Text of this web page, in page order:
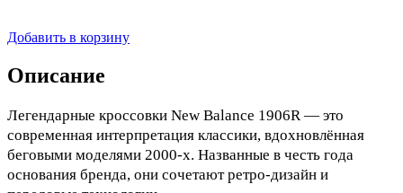
Добавить в корзину
Описание
Легендарные кроссовки New Balance 1906R — это
современная интерпретация классики, вдохновлённая
беговыми моделями 2000-х. Названные в честь года
основания бренда, они сочетают ретро-дизайн и